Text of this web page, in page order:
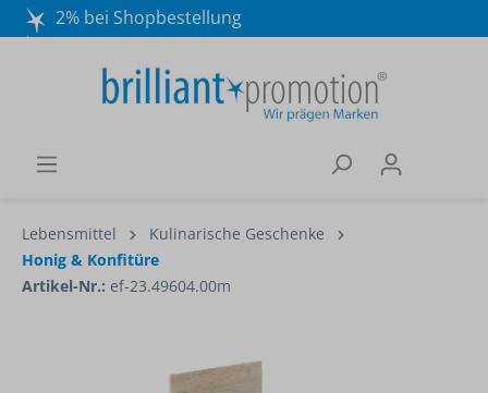
2% bei Shopbestellung
Wir beraten Sie gerne:
040 / 570 18 25 70
Lebensmittel
Kulinarische Geschenke
Honig & Konfitüre
Artikel-Nr.: ef-23.49604.00m